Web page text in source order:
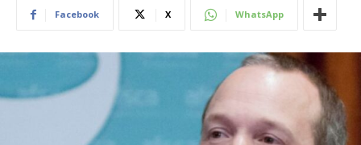
Facebook X WhatsApp